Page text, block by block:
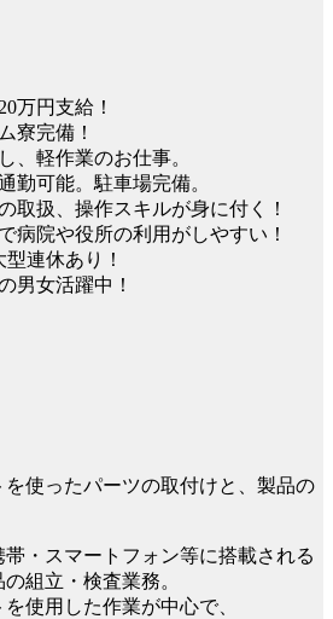
万円支給！
寮完備！
、軽作業のお仕事。
勤可能。駐車場完備。
取扱、操作スキルが身に付く！
病院や役所の利用がしやすい！
型連休あり！
男女活躍中！
を使ったパーツの取付けと、製品の
帯・スマートフォン等に搭載される
組立・検査業務。
を使用した作業が中心で、